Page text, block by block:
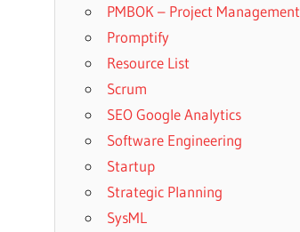
PMBOK – Project Management
Promptify
Resource List
Scrum
SEO Google Analytics
Software Engineering
Startup
Strategic Planning
SysML